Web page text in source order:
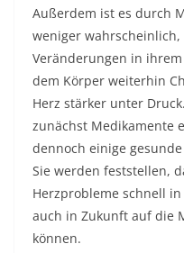
Außerdem ist es durch
weniger wahrscheinlich,
Veränderungen in
dem Körper weiterhin
Herz stärker unter
zunächst Medikamente
dennoch einige
Sie werden feststellen,
Herzprobleme schnell
auch in Zukunft auf die
können.